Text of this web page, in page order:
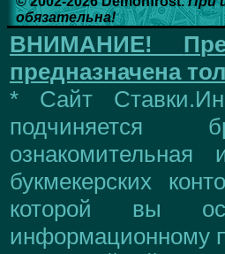
обязательна!
ВНИМАНИЕ!
предназначена
* Сайт
подчиняется
букмекерских
которой вы
информационному